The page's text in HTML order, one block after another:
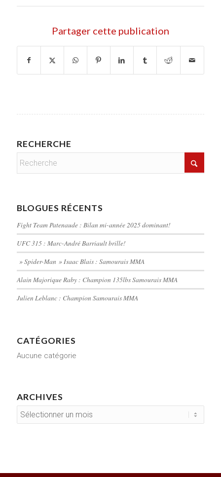
Partager cette publication
RECHERCHE
BLOGUES RÉCENTS
Fight Team Patenaude : Bilan mi-année 2025 dominant!
UFC 315 : Marc-André Barriault brille!
» Spider-Man » Isaac Blais : Samourais MMA
Alain Majorique Raby : Champion 135lbs Samourais MMA
Julien Leblanc : Champion Samourais MMA
CATÉGORIES
Aucune catégorie
ARCHIVES